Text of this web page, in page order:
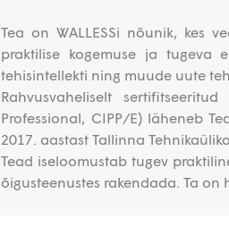
Tea on WALLESSi nõunik, kes
praktilise kogemuse ja tugeva
tehisintellekti ning muude uute
Rahvusvaheliselt
Professional, CIPP/E) läheneb
2017. aastast Tallinna
Tead iseloomustab tugev
õigusteenustes rakendada. Ta